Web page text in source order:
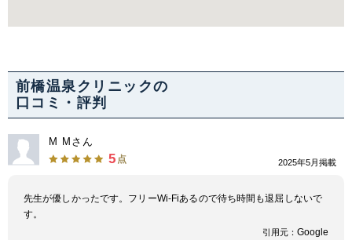
前橋温泉クリニックの
口コミ・評判
M Mさん
5 点 2025年5月掲載
先生が優しかったです。フリーWi-Fiあるので待ち時間も退屈しないで
す。
引用元： Google